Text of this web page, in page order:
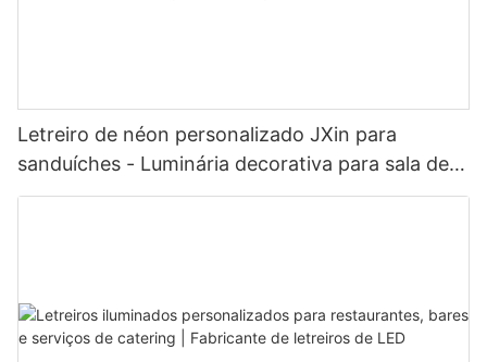
Letreiro de néon personalizado JXin para
sanduíches - Luminária decorativa para sala de
jantar e casa